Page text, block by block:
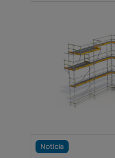
Noticia